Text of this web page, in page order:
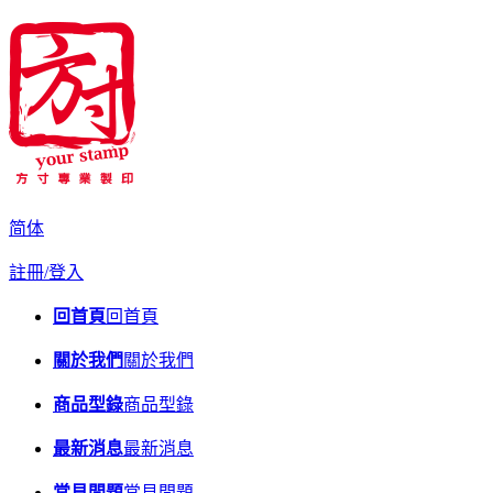
简体
註冊/登入
回首頁回首頁
關於我們 關於我們
商品型錄商品型錄
最新消息最新消息